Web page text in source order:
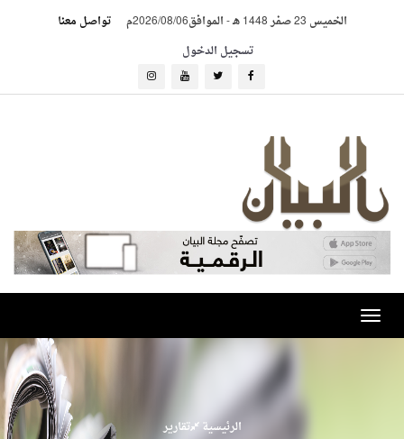
الخميس 23 صفر 1448 هـ -الموافق2026/08/06م
تواصل معنا
تسجيل الدخول
Toggle
navigation
الرئيسية تقارير